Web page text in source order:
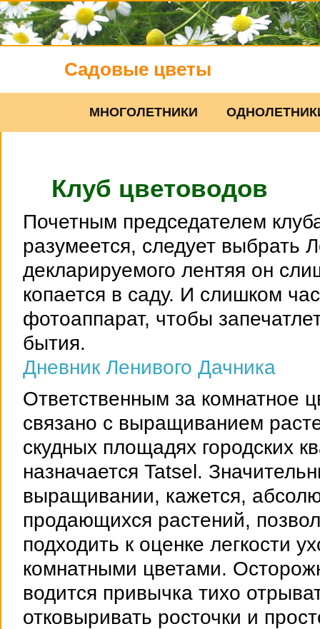
Садовые цветы
МНОГОЛЕТНИКИ
Клуб цветоводов
Почетным председателем
разумеется, следует выбрать
декларируемого лентяя он
копается в саду. И слишком
фотоаппарат, чтобы
бытия.
Дневник Ленивого Дачника
Ответственным за комнатное
связано с выращиванием
скудных площадях городских
назначается Tatsel.
выращивании, кажется,
продающихся растений,
подходить к оценке легкости
комнатными цветами.
водится привычка тихо
отковыривать росточки и